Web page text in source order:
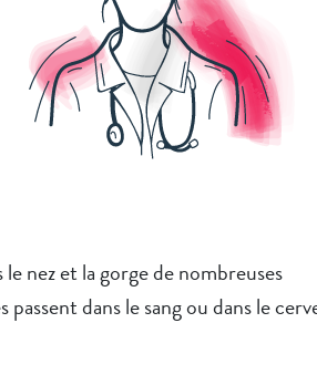
nez et la gorge de nombreuses
dans le sang ou dans le